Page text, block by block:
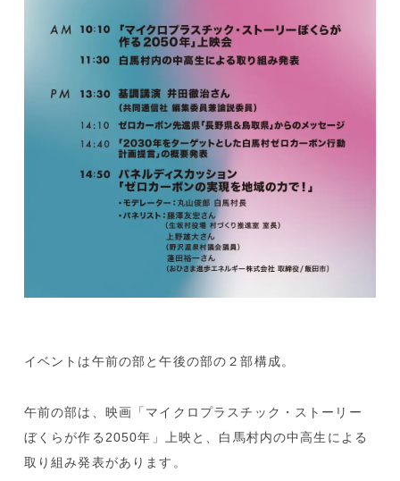
イベントは午前の部と午後の部の２部構成。
午前の部は、映画「マイクロプラスチック・ストーリー
ぼくらが作る2050年」上映と、白馬村内の中高生による
取り組み発表があります。